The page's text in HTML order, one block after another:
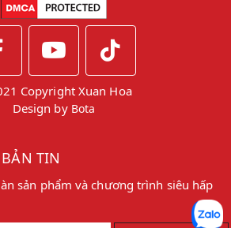
Copyright Xuan Hoa
Design by Bota
TIN
sản phẩm và chương trình siêu hấp